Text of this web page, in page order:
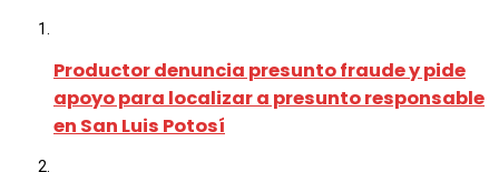
Productor denuncia presunto fraude y pide
apoyo para localizar a presunto responsable
en San Luis Potosí